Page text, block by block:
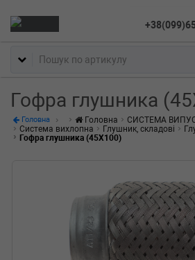
Гофра глушника
Головна Головна
СИСТЕМА
Система вихлопна
Глушник, складові
Гофра глушника (45X100)